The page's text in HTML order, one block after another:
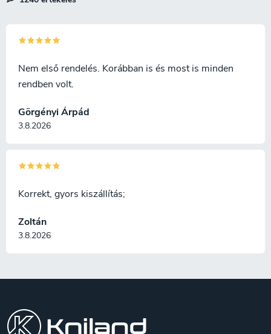
Görgényi Árpád
3.8.2026
Nem első rendelés. Korábban is és most is minden
rendben volt.
Zoltán
3.8.2026
Korrekt, gyors kiszállítás;